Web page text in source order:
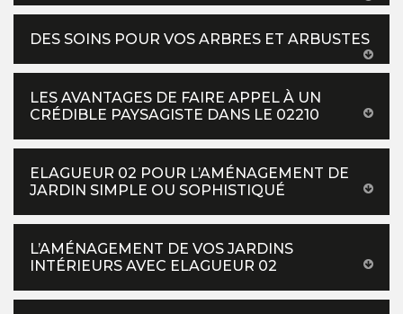
DES SOINS POUR VOS ARBRES ET ARBUSTES
LES AVANTAGES DE FAIRE APPEL À UN
CRÉDIBLE PAYSAGISTE DANS LE 02210
ELAGUEUR 02 POUR L’AMÉNAGEMENT DE
JARDIN SIMPLE OU SOPHISTIQUÉ
L’AMÉNAGEMENT DE VOS JARDINS
INTÉRIEURS AVEC ELAGUEUR 02